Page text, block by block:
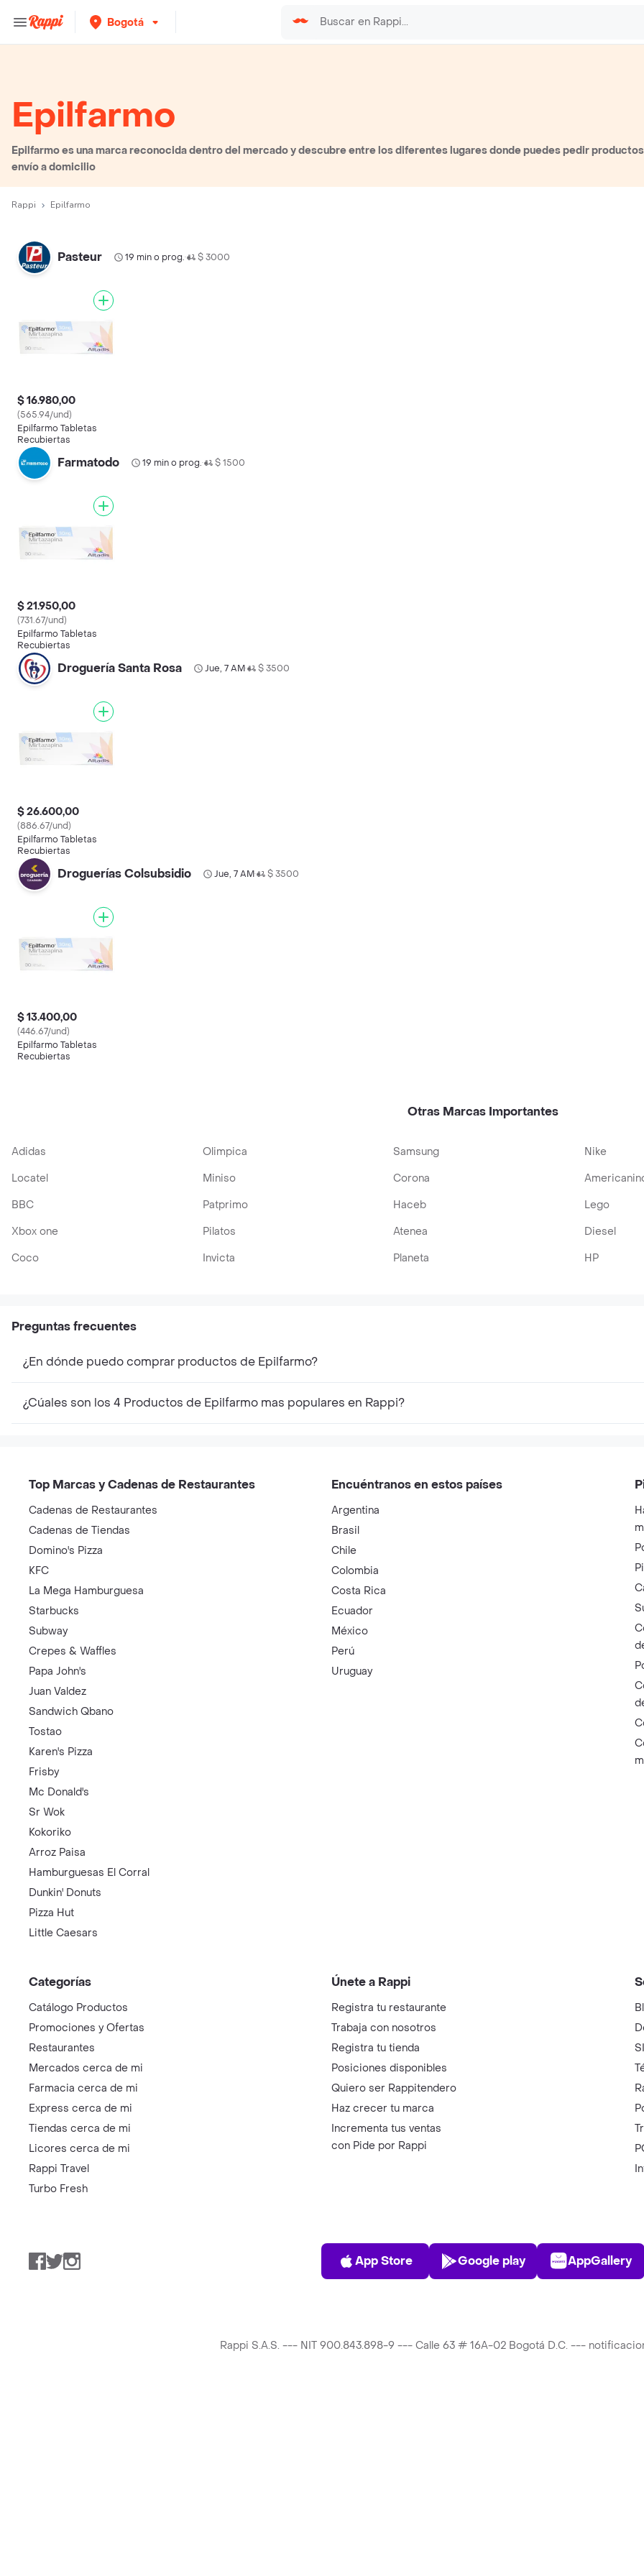
Bogotá
Epilfarmo
Epilfarmo es una marca reconocida dentro del mercado y descubre entre los diferentes lugares donde puedes pedir
envío a domicilio
Rappi Epilfarmo
Pasteur 19 min o prog.• $ 3000
$ 16.980,00
(565.94/und)
Epilfarmo Tabletas
Recubiertas
Farmatodo 19 min o prog.• $ 1500
$ 21.950,00
(731.67/und)
Epilfarmo Tabletas
Recubiertas
Droguería Santa Rosa Jue, 7 AM• $ 3500
$ 26.600,00
(886.67/und)
Epilfarmo Tabletas
Recubiertas
Droguerías Colsubsidio Jue, 7 AM• $ 3500
$ 13.400,00
(446.67/und)
Epilfarmo Tabletas
Recubiertas
Otras Marcas Importantes
Adidas Olimpica Samsung Nike
Locatel
Miniso Corona
BBC
Patprimo Haceb Lego
Xbox one
Pilatos Atenea Diesel
Coco
Invicta Planeta HP
Preguntas frecuentes
¿En dónde puedo comprar productos de Epilfarmo?
¿Cúales son los 4 Productos de Epilfarmo mas populares en Rappi?
Top Marcas y Cadenas de Restaurantes
Cadenas de Restaurantes
Cadenas de Tiendas
Domino's Pizza
KFC
La Mega Hamburguesa
Starbucks
Subway
Crepes & Waffles
Papa John's
Juan Valdez
Sandwich Qbano
Tostao
Karen's Pizza
Frisby
Mc Donald's
Sr Wok
Kokoriko
Arroz Paisa
Hamburguesas El Corral
Dunkin' Donuts
Pizza Hut
Little Caesars
Encuéntranos en estos países
Argentina
Brasil
Chile
Colombia
Costa Rica
Ecuador
México
Perú
Uruguay
Categorías
Catálogo Productos
Promociones y Ofertas
Restaurantes
Mercados cerca de mi
Farmacia cerca de mi
Express cerca de mi
Tiendas cerca de mi
Licores cerca de mi
Rappi Travel
Turbo Fresh
Únete a Rappi
Registra tu restaurante
Trabaja con nosotros
Registra tu tienda
Posiciones disponibles
Quiero ser Rappitendero
Haz crecer tu marca
Incrementa tus ventas
con Pide por Rappi
Facebook
TwitterInstagram
App Store
App Store
Play Store
Google play AppGallery
Rappi S.A.S. --- NIT 900.843.898-9 --- Calle 63 # 16A-02 Bogotá D.C. ---